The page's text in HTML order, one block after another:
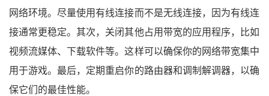
网络环境。尽量使用有线连接而不是无线连接，因为有线连
接通常更稳定。其次，关闭其他占用带宽的应用程序，比如
视频流媒体、下载软件等。这样可以确保你的网络带宽集中
用于游戏。最后，定期重启你的路由器和调制解调器，以确
保它们的最佳性能。